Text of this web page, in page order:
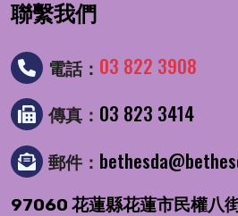
聯繫我們
電話： 03 822 3908
傳真： 03 823 3414
郵件：
97060 花蓮縣花蓮市民權八